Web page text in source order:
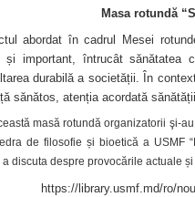
Masa rotundă
abordat în cadrul Mesei
și important, întrucât sănătatea
durabilă a societății. În
sănătos, atenția acordată
masă rotundă organizatorii şi-
de filosofie și bioetică a USMF
a discuta despre provocările actuale
https://library.usmf.md/ro/